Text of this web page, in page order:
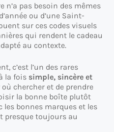
pas besoin des mêmes
ou d’une Saint-
sur ces codes visuels
qui rendent le cadeau
au contexte.
c’est l’un des rares
la fois simple, sincère et
chercher et de prendre
la bonne boîte plutôt
les bonnes marques et les
presque toujours au